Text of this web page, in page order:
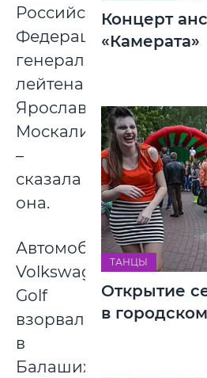
Российской
Федерации
генерал-
лейтенант
Ярослав
Москалик»,
–
сказала
она.
Автомобиль
Volkswagen
Golf
взорвался
в
Балашихе
Концерт
«Камерата»
ТАНЦЫ
Открытие
в